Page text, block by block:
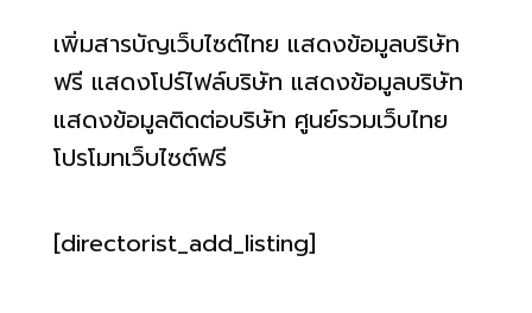
เพิ่มสารบัญเว็บไซต์ไทย แสดงข้อมูลบริษัท
ฟรี แสดงโปร์ไฟล์บริษัท แสดงข้อมูลบริษัท
แสดงข้อมูลติดต่อบริษัท ศูนย์รวมเว็บไทย
โปรโมทเว็บไซต์ฟรี
[directorist_add_listing]